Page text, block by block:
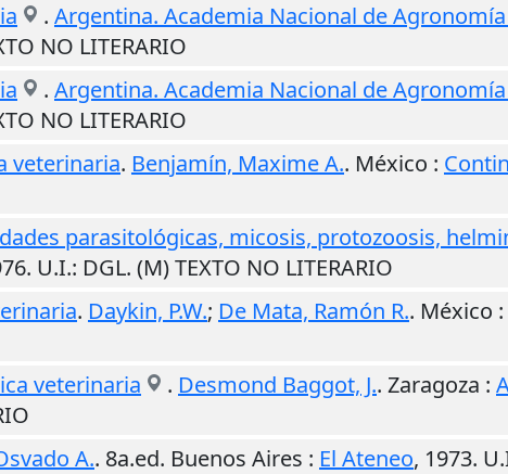
. Argentina. Academia Nacional de
NO LITERARIO
. Argentina. Academia Nacional de
NO LITERARIO
veterinaria. Benjamín, Maxime A.. México :
parasitológicas, micosis, protozoosis,
. U.I.: DGL. (M) TEXTO NO LITERARIO
. Daykin, P.W.; De Mata, Ramón R.. México :
veterinaria
. Desmond Baggot, J.. Zaragoza :
A.. 8a.ed. Buenos Aires : El Ateneo, 1973.